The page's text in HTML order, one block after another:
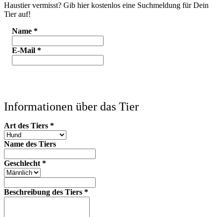
Haustier vermisst? Gib hier kostenlos eine Suchmeldung für Dein
Tier auf!
Name *
E-Mail *
Informationen über das Tier
Art des Tiers *
Name des Tiers
Geschlecht *
Beschreibung des Tiers *